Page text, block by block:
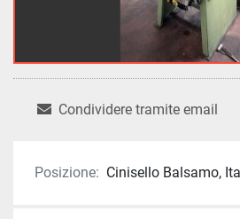
Condividere tramite email
Posizione: Cinisello Balsamo,